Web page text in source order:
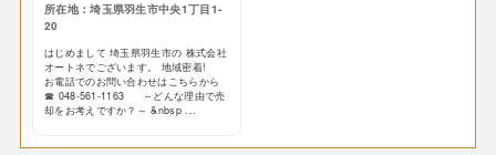
所在地：埼玉県羽生市中央1丁目1-
20
はじめまして 埼玉県羽生市の 株式会社
オートネでございます。 地域密着!
お電話でのお問い合わせはこちらから
☎ 048-561-1163 ～どんな理由で売
却をお考えですか？～ &nbsp ...